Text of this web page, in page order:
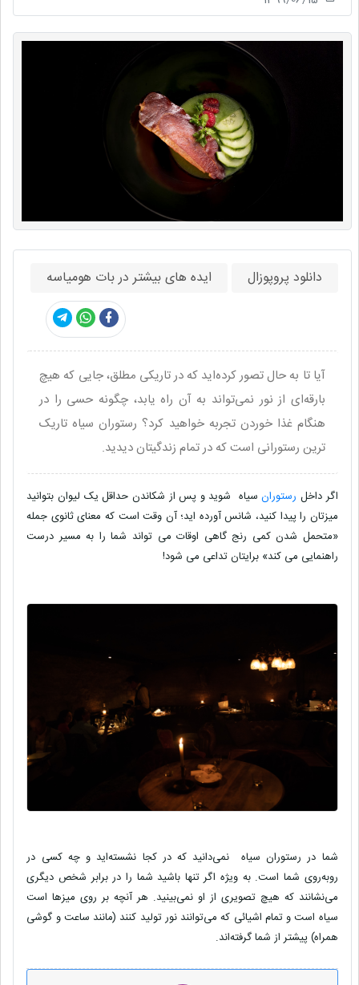
دانلود پروپوزال ایده های بیشتر در بات هومیاسه
آیا تا به حال تصور کرده‌اید که در تاریکی مطلق، جایی که هیچ
بارقه‌ای از نور نمی‌تواند به آن راه یابد، چگونه حسی را در
هنگام غذا خوردن تجربه خواهید کرد؟ رستوران سیاه تاریک
ترین رستورانی است که در تمام زندگیتان دیدید.
اگر داخل رستوران سیاه شوید و پس از شکاندن حداقل یک لیوان بتوانید
میزتان را پیدا کنید، شانس آورده اید؛ آن وقت است که معنای ثانوی جمله
«متحمل شدن کمی رنج گاهی اوقات می تواند شما را به مسیر درست
راهنمایی می کند» برایتان تداعی می شود!
شما در رستوران سیاه نمی‌دانید که در کجا نشسته‌اید و چه کسی در
روبه‌روی شما است. به ویژه اگر تنها باشید شما را در برابر شخص دیگری
می‌نشانند که هیچ تصویری از او نمی‌بینید. هر آنچه بر روی میزها است
سیاه است و تمام اشیائی که می‌توانند نور تولید کنند (مانند ساعت و گوشی
همراه) پیشتر از شما گرفته‌اند.